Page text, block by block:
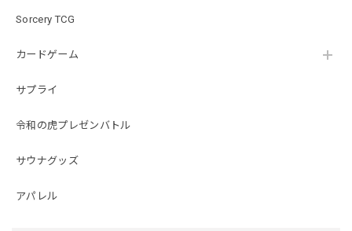
Sorcery TCG
カードゲーム
サプライ
令和の虎プレゼンバトル
サウナグッズ
アパレル